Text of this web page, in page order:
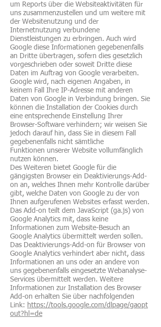
um Reports über die Websiteaktivitäten für
uns zusammenzustellen und um weitere mit
der Websitenutzung und der
Internetnutzung verbundene
Dienstleistungen zu erbringen. Auch wird
Google diese Informationen gegebenenfalls
an Dritte übertragen, sofern dies gesetzlich
vorgeschrieben oder soweit Dritte diese
Daten im Auftrag von Google verarbeiten.
Google wird, nach eigenen Angaben, in
keinem Fall Ihre IP-Adresse mit anderen
Daten von Google in Verbindung bringen. Sie
können die Installation der Cookies durch
eine entsprechende Einstellung Ihrer
Browser-Software verhindern; wir weisen Sie
jedoch darauf hin, dass Sie in diesem Fall
gegebenenfalls nicht sämtliche
Funktionen unserer Website vollumfänglich
nutzen können.
Des Weiteren bietet Google für die
gängigsten Browser ein Deaktivierungs-Add-
on an, welches Ihnen mehr Kontrolle darüber
gibt, welche Daten von Google zu der von
Ihnen aufgerufenen Websites erfasst werden.
Das Add-on teilt dem JavaScript (ga.js) von
Google Analytics mit, dass keine
Informationen zum Website-Besuch an
Google Analytics übermittelt werden sollen.
Das Deaktivierungs-Add-on für Browser von
Google Analytics verhindert aber nicht, dass
Informationen an uns oder an andere von
uns gegebenenfalls eingesetzte Webanalyse-
Services übermittelt werden. Weitere
Informationen zur Installation des Browser
Add-on erhalten Sie über nachfolgenden
Link: https://tools.google.com/dlpage/gaopt
out?hl=de